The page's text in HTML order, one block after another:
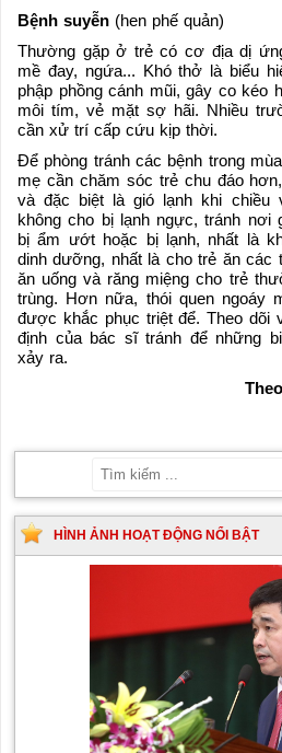
Bệnh suyễn (hen phế quản)
Thường gặp ở trẻ có cơ địa dị
mề đay, ngứa... Khó thở là biểu
phập phồng cánh mũi, gây co kéo
môi tím, vẻ mặt sợ hãi. Nhiều
cần xử trí cấp cứu kịp thời.
Để phòng tránh các bệnh trong
mẹ cần chăm sóc trẻ chu đáo
và đặc biệt là gió lạnh khi chiều
không cho bị lạnh ngực, tránh nơi
bị ẩm ướt hoặc bị lạnh, nhất là
dinh dưỡng, nhất là cho trẻ ăn các
ăn uống và răng miệng cho trẻ
trùng. Hơn nữa, thói quen ngoáy
được khắc phục triệt để. Theo dõi
định của bác sĩ tránh để những
xảy ra.
HÌNH ẢNH HOẠT ĐỘNG NỔI BẬT